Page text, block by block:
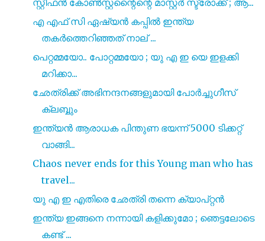
എ എഫ് സി ഏഷ്യൻ കപ്പിൽ ഇന്ത്യ
തകർത്തെറിഞ്ഞത് നാല് ...
പെറ്റമ്മയോ.. പോറ്റമ്മയോ ; യു എ ഇ യെ ഇളക്കി
മറിക്കാ...
ഛേത്രിക്ക് അഭിനന്ദനങ്ങളുമായി പോർച്ചുഗീസ്
ക്ലബ്ബും
ഇന്ത്യൻ ആരാധക പിന്തുണ ഭയന്ന് 5000 ടിക്കറ്റ്
വാങ്ങി...
Chaos never ends for this Young man who has
travel...
യു എ ഇ എതിരെ ഛേത്രി തന്നെ ക്യാപ്റ്റൻ
ഇന്ത്യ ഇങ്ങനെ നന്നായി കളിക്കുമോ ; ഞെട്ടലോടെ
കണ്ട് ...